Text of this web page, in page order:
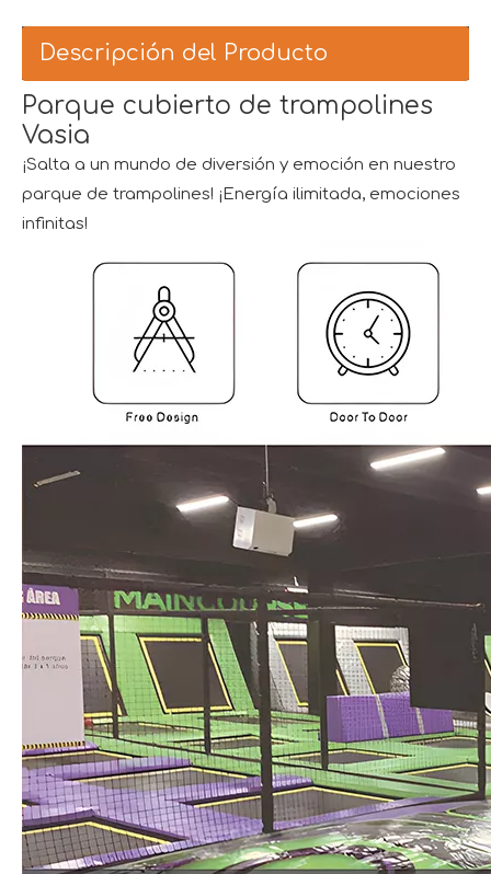
Descripción del Producto
Parque cubierto de trampolines
Vasia
¡Salta a un mundo de diversión y emoción en nuestro
parque de trampolines! ¡Energía ilimitada, emociones
infinitas!